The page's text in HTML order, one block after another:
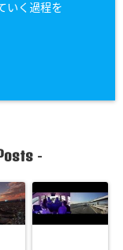
いく過程を
-